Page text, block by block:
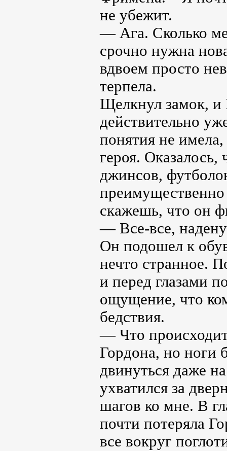
не убежит.
— Ага. Сколько
срочно нужна
вдвоем просто
терпела.
Щелкнул замок, и
действительно
понятия не
героя.
джинсов,
преимущественно
скажешь, что он
— Все-все,
Он подошел к
нечто странное.
и перед глазами
ощущение, что
бедствия.
— Что
Гордона, но ноги
двинуться даже
ухватился за
шагов ко мне. В
почти потеряла
все вокруг